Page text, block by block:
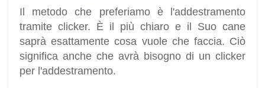
Il metodo che preferiamo è l'addestramento
tramite clicker. È il più chiaro e il Suo cane
saprà esattamente cosa vuole che faccia. Ciò
significa anche che avrà bisogno di un clicker
per l'addestramento.